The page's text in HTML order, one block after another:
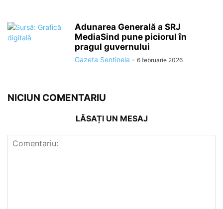
Adunarea Generală a SRJ
MediaSind pune piciorul în
pragul guvernului
Gazeta Sentinela - 6 februarie 2026
NICIUN COMENTARIU
LĂSAȚI UN MESAJ